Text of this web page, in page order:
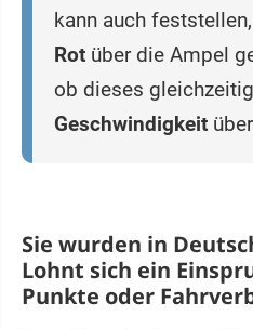
kann auch
Rot über die Ampel
ob dieses
Geschwindigkeit
Sie wurden in
Lohnt sich ein
Punkte oder